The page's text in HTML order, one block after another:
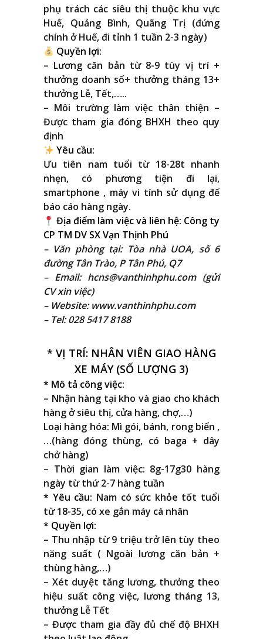
phụ trách các siêu thị thuộc khu vực
Huế, Quảng Bình, Quãng Trị (đứng
chính ở Huế, đi tỉnh 1 tuần 2-3 ngày)
Quyền lợi:
– Lương căn bản từ 8-9 tùy vị trí +
thưởng doanh số+ thưởng tháng 13+
thưởng Lễ, Tết,…..
– Môi trường làm việc thân thiện –
Được tham gia đóng BHXH theo quy
định
Yêu cầu:
Ưu tiên nam tuổi từ 18-28t nhanh
nhẹn, có phương tiện đi lại,
smartphone , máy vi tính sử dụng để
báo cáo hàng ngày.
Địa điểm làm việc và liên hệ: Công ty
CP TM DV SX Vạn Thịnh Phú
– Văn phòng tại: Tòa nhà UOA, số 6
đường Tân Trào, P Tân Phú, Q7
– Email: hcns@vanthinhphu.com(gửi
CV xin việc)
– Website:www.vanthinhphu.com
– Tel: 028 5417 8188
* VỊ TRÍ: NHÂN VIÊN GIAO HÀNG
XE MÁY (SỐ LƯỢNG 3)
* Mô tả công việc:
– Nhận hàng tại kho và giao cho khách
hàng ở siêu thị, cửa hàng, chợ,…)
Loại hàng hóa: Mì gói, bánh, rong biển ,
…(hàng đóng thùng, có baga + dây
chở hàng)
– Thời gian làm việc: 8g-17g30 hàng
ngày từ thứ 2-7 hàng tuần
* Yêu cầu: Nam có sức khỏe tốt tuổi
từ 18-35, có xe gắn máy cá nhân
* Quyền lợi:
– Thu nhập từ 9 triệu trở lên tùy theo
năng suất ( Ngoài lương căn bản +
thùng hàng,…)
– Xét duyệt tăng lương, thưởng theo
hiệu suất công việc, lương tháng 13,
thưởng Lễ Tết
– Được tham gia đầy đủ chế độ BHXH